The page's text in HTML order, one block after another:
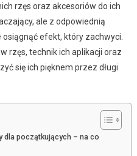
rzęs oraz akcesoriów do ich
ale z odpowiednią
efekt, który zachwyci.
rzęs, technik ich aplikacji oraz
się ich pięknem przez długi
dla początkujących – na co